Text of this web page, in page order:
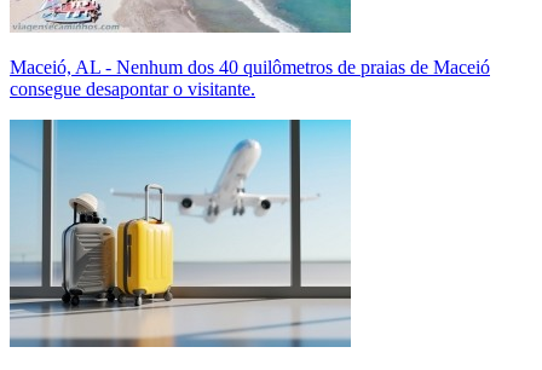
Maceió, AL - Nenhum dos 40 quilômetros de praias de Maceió
consegue desapontar o visitante.